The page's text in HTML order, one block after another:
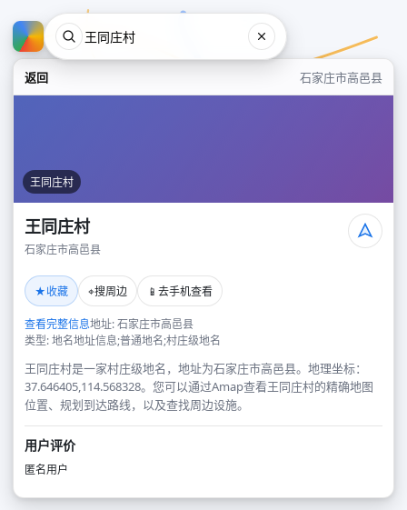
返回 石家庄市高邑县
王同庄村
王同庄村
石家庄市高邑县
★收藏 ⌖搜周边 📱 去手机查看
查看完整信息地址: 石家庄市高邑县
类型: 地名地址信息;普通地名;村庄级地名
王同庄村是一家村庄级地名，地址为石家庄市高邑县。地理坐标：
37.646405,114.568328。您可以通过Amap查看王同庄村的精确地图
位置、规划到达路线，以及查找周边设施。
用户评价
匿名用户